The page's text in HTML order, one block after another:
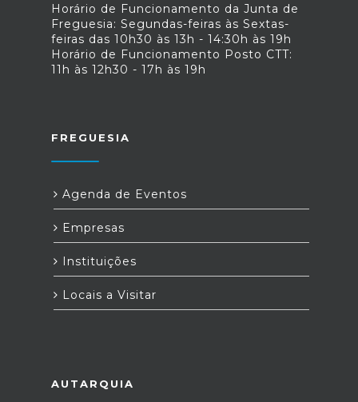
Horário de Funcionamento da Junta de
Freguesia: Segundas-feiras às Sextas-
feiras das 10h30 às 13h - 14:30h às 19h
Horário de Funcionamento Posto CTT:
11h às 12h30 - 17h às 19h
FREGUESIA
Agenda de Eventos
Empresas
Instituições
Locais a Visitar
AUTARQUIA